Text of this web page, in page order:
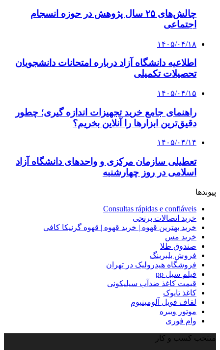
چالش‌های ۲۵ سال پژوهش در حوزه انسجام
اجتماعی
۱۴۰۵/۰۴/۱۸
اطلاعیه دانشگاه آزاد درباره امتحانات دانشجویان
تحصیلات تکمیلی
۱۴۰۵/۰۴/۱۵
راهنمای جامع خرید تجهیزات اندازه گیری؛ چطور
دقیق‌ترین ابزارها را آنلاین بخریم؟
۱۴۰۵/۰۴/۱۴
تعطیلی سازمان مرکزی و واحدهای دانشگاه آزاد
اسلامی در روز چهارشنبه
پیوندها
Consultas rápidas e confiáveis
خرید اتصالات برنجی
خرید بهترین قهوه | خرید قهوه | قهوه گرنیکا کافی
خرید مس
صندوق طلا
فروش بلبرینگ
فروشگاه هیدرولیک در تهران
فیلم سیل pp
قیمت کاغذ ضدآب سیلیکونی
کاغذ تایوک
لفاف فویل آلومینیوم
موتور ویبره
وام فوری
منتخب کسب و کار